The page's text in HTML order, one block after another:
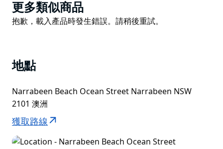
受歡迎，而在科拉羅伊 (Collaroy)，較小的海浪則吸引了
初學者和經驗不足的衝浪者。
有排水溝。在漁夫海灘下水的船隻在近岸的礁石上也經常
納拉賓海灘衝浪救生俱樂部位於海灘中心的大型公園內，
公園內設有野餐桌、廁所、淋浴間（外部）和一個受歡迎
的兒童遊樂區/野餐區/燒烤區。
Product
List
更多類似商品
Product
抱歉，載入產品時發生錯誤。請稍後重試。
地點
Narrabeen Beach Ocean Street Narrabeen NSW
2101 澳洲
獲取路線